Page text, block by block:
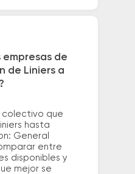
empresas de
de Liniers a
colectivo que
hasta
General
entre
disponibles y
mejor se